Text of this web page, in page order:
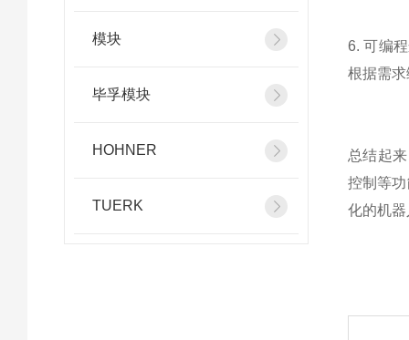
模块
毕孚模块
HOHNER
TUERK
6. 可编
根据需
总结起
控制等
化的机